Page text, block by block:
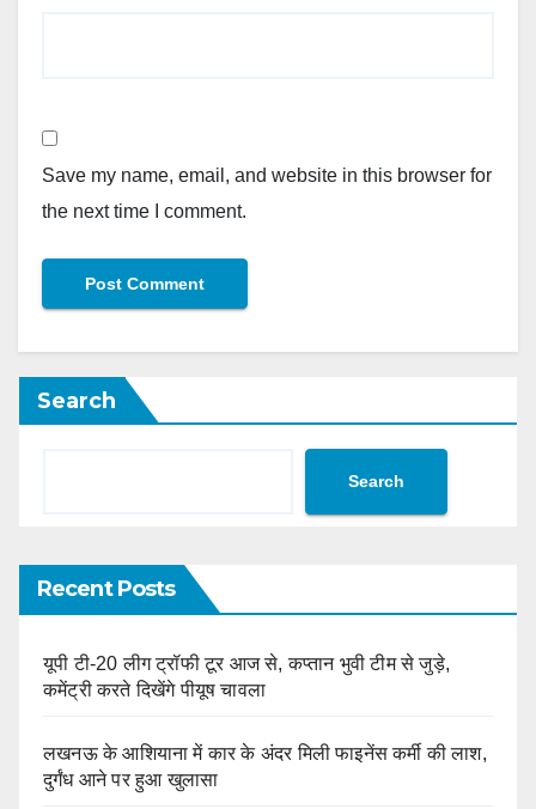
Save my name, email, and website in this browser for
the next time I comment.
Search
Search
Recent Posts
यूपी टी-20 लीग ट्रॉफी टूर आज से, कप्तान भुवी टीम से जुड़े,
कमेंट्री करते दिखेंगे पीयूष चावला
लखनऊ के आशियाना में कार के अंदर मिली फाइनेंस कर्मी की लाश,
दुर्गंध आने पर हुआ खुलासा